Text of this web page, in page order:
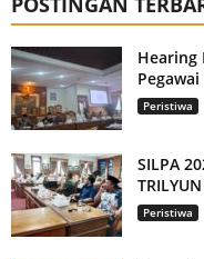
Hearing
Peristiwa
SILPA
Peristiwa